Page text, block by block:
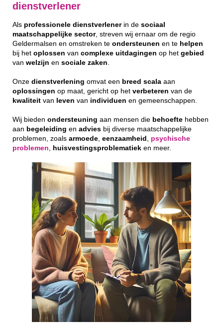
dienstverlener
Als professionele dienstverlenerin de sociaal
maatschappelijke sector, streven wij ernaar om de regio
Geldermalsen en omstreken te ondersteunen en te helpen
bij het oplossen van complexe uitdagingen op het gebied
van welzijn en sociale zaken
Onze dienstverlening omvat een breed scala aan
oplossingen op maat, gericht op het verbeteren van de
kwaliteit van leven van individuen en gemeenschappen.
Wij bieden ondersteuning aan mensen die behoefte hebben
aan begeleiding en advies bij diverse maatschappelijke
problemen, zoals armoede eenzaamheid
psychische
problemen
huisvestingsproblematiek en meer.